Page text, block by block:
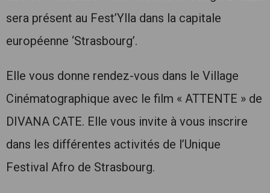
sera présent au Fest’Ylla dans la capitale
européenne ‘Strasbourg’.
Elle vous donne rendez-vous dans le Village
Cinématographique avec le film « ATTENTE » de
DIVANA CATE. Elle vous invite à vous inscrire
dans les différentes activités de l’Unique
Festival Afro de Strasbourg.